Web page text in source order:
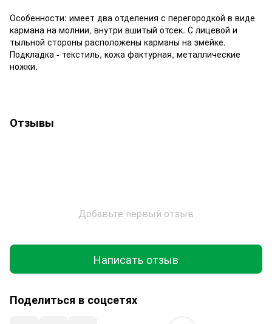
Особенности: имеет два отделения с перегородкой в виде
кармана на молнии, внутри вшитый отсек. С лицевой и
тыльной стороны расположены карманы на змейке.
Подкладка - текстиль, кожа фактурная, металлические
ножки.
Отзывы
Добавьте первый отзыв
Написать отзыв
Поделиться в соцсетях